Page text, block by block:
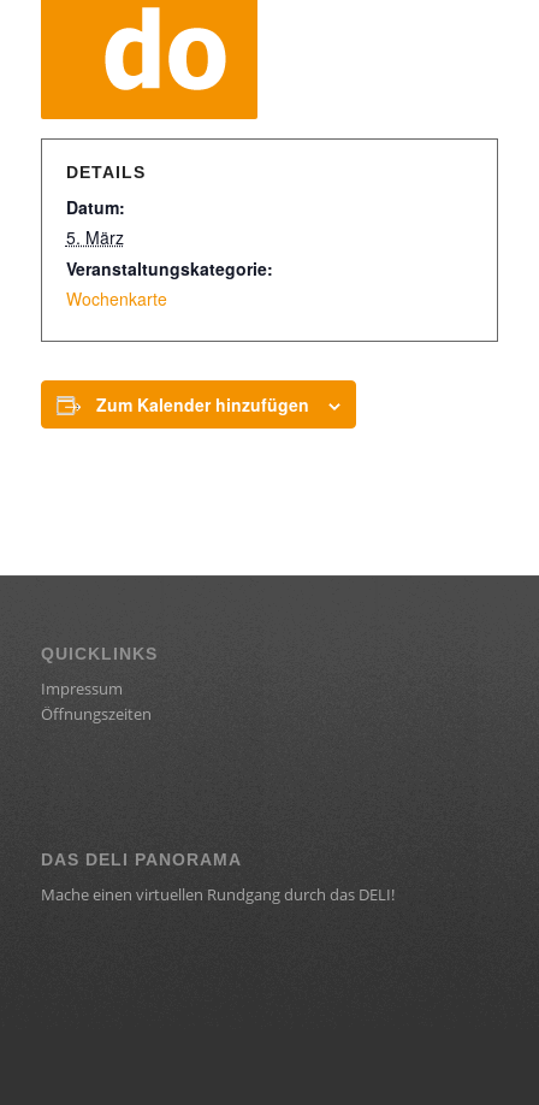
DETAILS
Datum:
5. März
Veranstaltungskategorie:
Wochenkarte
Zum Kalender hinzufügen
QUICKLINKS
Impressum
Öffnungszeiten
DAS DELI PANORAMA
Mache einen virtuellen Rundgang durch das DELI!